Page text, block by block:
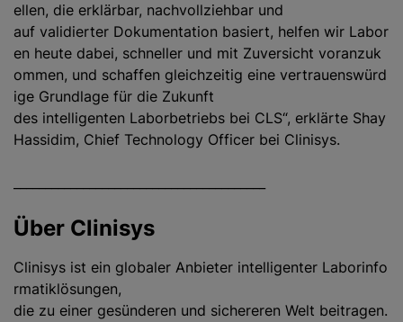
ellen, die erklärbar, nachvollziehbar und
auf validierter Dokumentation basiert, helfen wir Labor
en heute dabei, schneller und mit Zuversicht voranzuk
ommen, und schaffen gleichzeitig eine vertrauenswürd
ige Grundlage für die Zukunft
des intelligenten Laborbetriebs bei CLS“, erklärte Shay
Hassidim, Chief Technology Officer bei Clinisys.
Über Clinisys
Clinisys ist ein globaler Anbieter intelligenter Laborinfo
rmatiklösungen,
die zu einer gesünderen und sichereren Welt beitragen.